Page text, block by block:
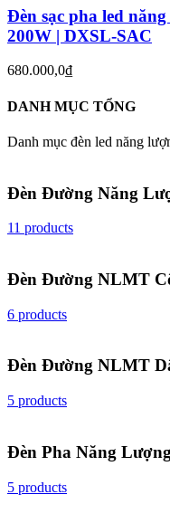
Đèn sạc pha led
200W | DXSL-SAC
680.000,0₫
DANH MỤC TỔNG
Danh mục đèn led năng
Đèn Đường Năng
11 products
Đèn Đường NLMT
6 products
Đèn Đường NLMT
5 products
Đèn Pha Năng
5 products